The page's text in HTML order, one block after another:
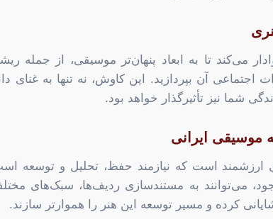
می‌کند تا به ابعاد پنهان‌تر موسیقی، از جمله
اجتماعی آن بپردازید. این کاوش، نه تنها به
شما نیز تأثیرگذار خواهد بود.
ایرانی
ارزشمند است که نیازمند حفظ، تحلیل و توسعه
می‌توانند به مستندسازی ردیف‌ها، سبک‌های مختلف
کرده و مسیر توسعه این هنر را هموارتر سازند.